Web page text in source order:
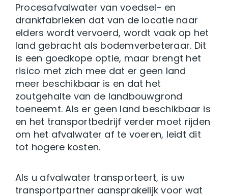
Procesafvalwater van voedsel- en
drankfabrieken dat van de locatie naar
elders wordt vervoerd, wordt vaak op het
land gebracht als bodemverbeteraar. Dit
is een goedkope optie, maar brengt het
risico met zich mee dat er geen land
meer beschikbaar is en dat het
zoutgehalte van de landbouwgrond
toeneemt. Als er geen land beschikbaar is
en het transportbedrijf verder moet rijden
om het afvalwater af te voeren, leidt dit
tot hogere kosten.
Als u afvalwater transporteert, is uw
transportpartner aansprakelijk voor wat